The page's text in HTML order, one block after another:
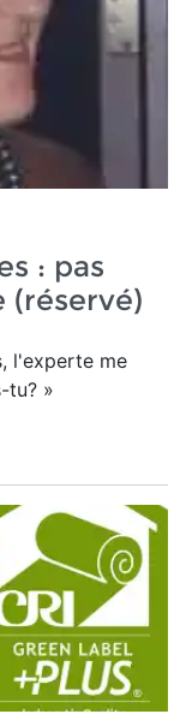
: pas
l'experte me
tu? »